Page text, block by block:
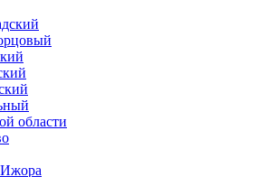
области